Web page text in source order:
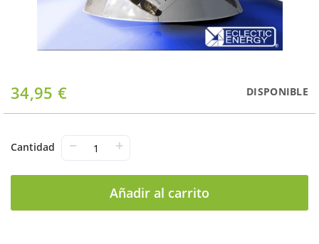
34,95 € DISPONIBLE
Cantidad − +
Añadir al carrito
Saltar
al
comienzo
la